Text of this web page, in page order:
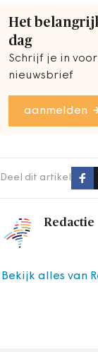
Het
dag
Schrijf je in
nieuwsbrief
aanmelden
Deel dit artikel
Redactie
Bekijk alles van